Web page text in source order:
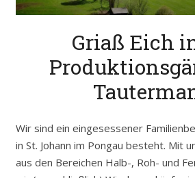
Griaß Eich
Wir sind ein eingesessener
in St. Johann im Pongau besteht. Mit
aus den Bereichen Halb-, Roh- und